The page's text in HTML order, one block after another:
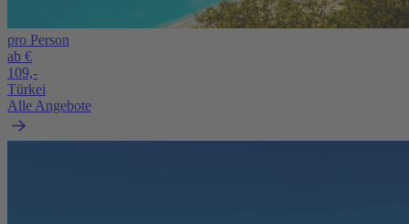
pro Person
ab €
109,-
Türkei
Alle Angebote